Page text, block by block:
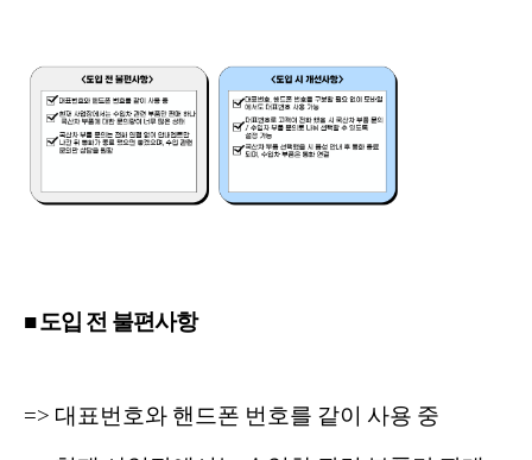
■ 도입 전 불편사항
=> 대표번호와 핸드폰 번호를 같이 사용 중